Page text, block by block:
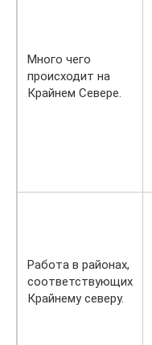
Много чего
происходит на
Крайнем Севере.
Работа в районах,
соответствующих
Крайнему северу.